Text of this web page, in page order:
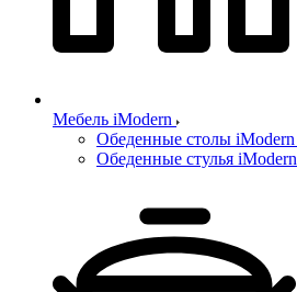
Мебель iModern
Обеденные столы iModern
Обеденные стулья iModern